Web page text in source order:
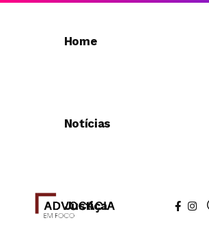
Home
Notícias
Justiça